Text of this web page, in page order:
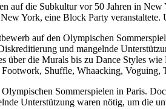
auf die Subkultur vor 50 Jahren in
York, eine Block Party
auf den Olympischen
und mangelnde
über die Murals bis zu Dance
Shuffle, Whaacking,
Sommerspielen in Paris.
Unterstützung waren nötig, um die